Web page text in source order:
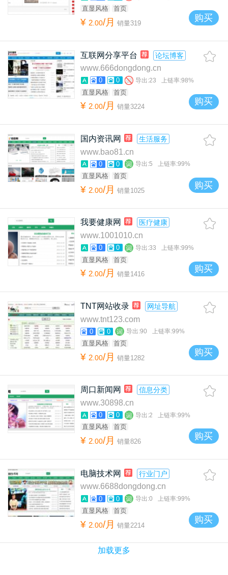
直显风格 首页
¥ 2 .00/月 销量319
购买
互联网分享平台 论坛博客
www.666dongdong.cn
0 0 导出:23 上链率:98%
直显风格 首页
¥ 2.00/月 销量3224
购买
国内资讯网 生活服务
www.bao81.cn
0 0 导出:5 上链率:99%
直显风格 首页
¥ 2 .00/月 销量1025
购买
我要健康网 医疗健康
www.1001010.cn
0 0 导出:33 上链率:99%
直显风格 首页
¥ 2.00/月 销量1416
购买
TNT网站收录 网址导航
www.tnt123.com
0 0 导出:90 上链率:99%
直显风格 首页
¥ 2 .00/月 销量1282
购买
周口新闻网 信息分类
www.30898.cn
0 0 导出:2 上链率:99%
直显风格 首页
¥ 2 .00/月 销量826
购买
电脑技术网 行业门户
www.6688dongdong.cn
0 0 导出:0 上链率:99%
直显风格 首页
¥ 2 .00/月 销量2214
购买
加载更多